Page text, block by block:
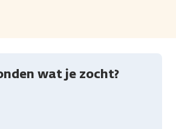
wat je zocht?